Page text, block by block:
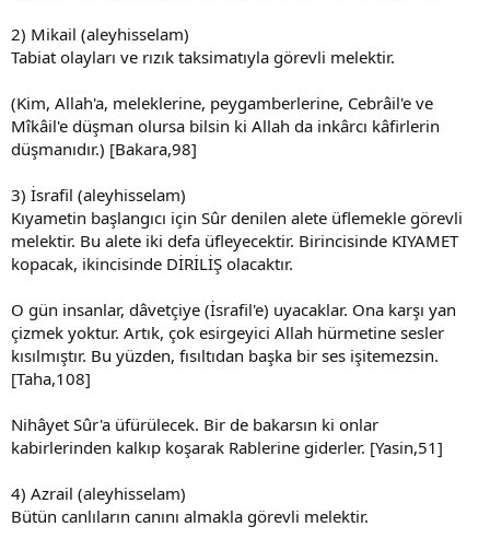
2) Mikail (aleyhisselam)
Tabiat olayları ve rızık taksimatıyla görevli melektir.
(Kim, Allah'a, meleklerine, peygamberlerine, Cebrâil'e ve
Mîkâil'e düşman olursa bilsin ki Allah da inkârcı kâfirlerin
düşmanıdır.) [Bakara,98]
3) İsrafil (aleyhisselam)
Kıyametin başlangıcı için Sûr denilen alete üflemekle görevli
melektir. Bu alete iki defa üfleyecektir. Birincisinde KIYAMET
kopacak, ikincisinde DİRİLİŞ olacaktır.
O gün insanlar, dâvetçiye (İsrafil'e) uyacaklar. Ona karşı yan
çizmek yoktur. Artık, çok esirgeyici Allah hürmetine sesler
kısılmıştır. Bu yüzden, fısıltıdan başka bir ses işitemezsin.
[Taha,108]
Nihâyet Sûr'a üfürülecek. Bir de bakarsın ki onlar
kabirlerinden kalkıp koşarak Rablerine giderler. [Yasin,51]
4) Azrail (aleyhisselam)
Bütün canlıların canını almakla görevli melektir.